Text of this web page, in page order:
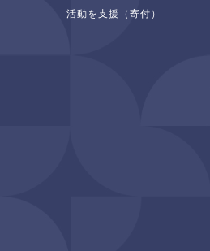
活動を支援（寄付）